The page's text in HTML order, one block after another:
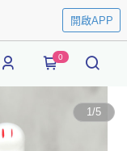
開啟APP
0
1/5